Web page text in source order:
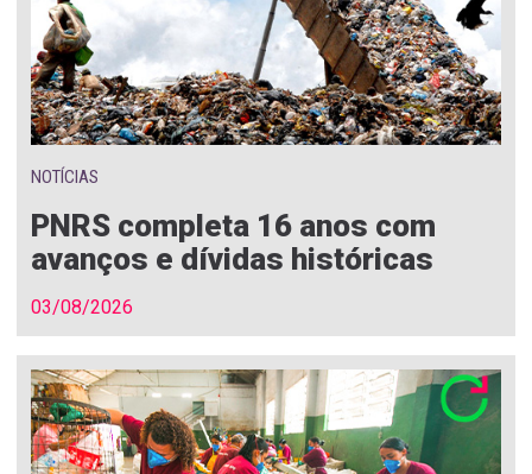
NOTÍCIAS
PNRS completa 16 anos com
avanços e dívidas históricas
03/08/2026